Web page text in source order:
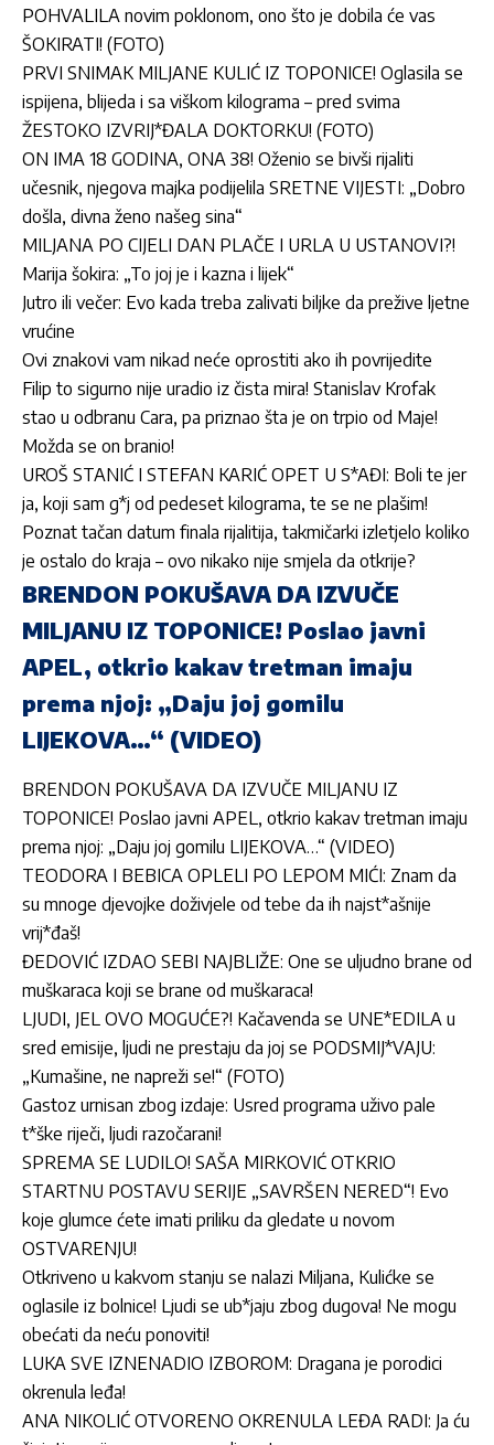
POHVALILA novim poklonom, ono što je dobila će vas
ŠOKIRATI! (FOTO)
PRVI SNIMAK MILJANE KULIĆ IZ TOPONICE! Oglasila se
ispijena, blijeda i sa viškom kilograma – pred svima
ŽESTOKO IZVRIJ*ĐALA DOKTORKU! (FOTO)
ON IMA 18 GODINA, ONA 38! Oženio se bivši rijaliti
učesnik, njegova majka podijelila SRETNE VIJESTI: „Dobro
došla, divna ženo našeg sina“
MILJANA PO CIJELI DAN PLAČE I URLA U USTANOVI?!
Marija šokira: „To joj je i kazna i lijek“
Jutro ili večer: Evo kada treba zalivati biljke da prežive ljetne
vrućine
Ovi znakovi vam nikad neće oprostiti ako ih povrijedite
Filip to sigurno nije uradio iz čista mira! Stanislav Krofak
stao u odbranu Cara, pa priznao šta je on trpio od Maje!
Možda se on branio!
UROŠ STANIĆ I STEFAN KARIĆ OPET U S*AĐI: Boli te jer
ja, koji sam g*j od pedeset kilograma, te se ne plašim!
Poznat tačan datum finala rijalitija, takmičarki izletjelo koliko
je ostalo do kraja – ovo nikako nije smjela da otkrije?
BRENDON POKUŠAVA DA IZVUČE
MILJANU IZ TOPONICE! Poslao javni
APEL, otkrio kakav tretman imaju
prema njoj: „Daju joj gomilu
LIJEKOVA…“ (VIDEO)
BRENDON POKUŠAVA DA IZVUČE MILJANU IZ
TOPONICE! Poslao javni APEL, otkrio kakav tretman imaju
prema njoj: „Daju joj gomilu LIJEKOVA…“ (VIDEO)
TEODORA I BEBICA OPLELI PO LEPOM MIĆI: Znam da
su mnoge djevojke doživjele od tebe da ih najst*ašnije
vrij*đaš!
ĐEDOVIĆ IZDAO SEBI NAJBLIŽE: One se uljudno brane od
muškaraca koji se brane od muškaraca!
LJUDI, JEL OVO MOGUĆE?! Kačavenda se UNE*EDILA u
sred emisije, ljudi ne prestaju da joj se PODSMIJ*VAJU:
„Kumašine, ne napreži se!“ (FOTO)
Gastoz urnisan zbog izdaje: Usred programa uživo pale
t*ške riječi, ljudi razočarani!
SPREMA SE LUDILO! SAŠA MIRKOVIĆ OTKRIO
STARTNU POSTAVU SERIJE „SAVRŠEN NERED“! Evo
koje glumce ćete imati priliku da gledate u novom
OSTVARENJU!
Otkriveno u kakvom stanju se nalazi Miljana, Kulićke se
oglasile iz bolnice! Ljudi se ub*jaju zbog dugova! Ne mogu
obećati da neću ponoviti!
LUKA SVE IZNENADIO IZBOROM: Dragana je porodici
okrenula leđa!
ANA NIKOLIĆ OTVORENO OKRENULA LEĐA RADI: Ja ću